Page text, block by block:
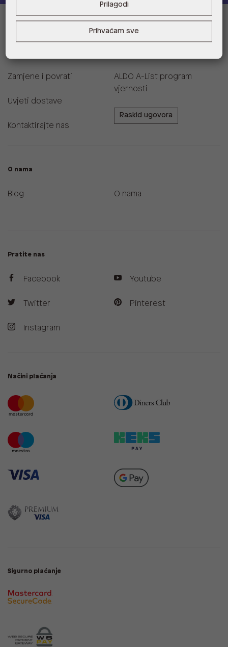
Zamjene i povrati
Uvjeti dostave
Kontaktirajte nas
ALDO A-List program
vjernosti
Raskid ugovora
O nama
Blog O nama
Pratite nas
Facebook
Twitter
Instagram
Youtube
Pinterest
Načini plaćanja
Sigurno plaćanje
Prilagodi
Prihvaćam sve